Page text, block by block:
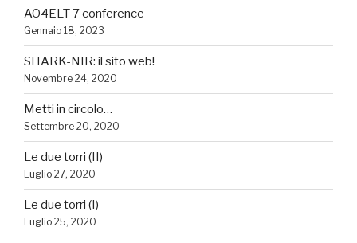
AO4ELT 7 conference
Gennaio 18, 2023
SHARK-NIR: il sito web!
Novembre 24, 2020
Metti in circolo…
Settembre 20, 2020
Le due torri (II)
Luglio 27, 2020
Le due torri (I)
Luglio 25, 2020